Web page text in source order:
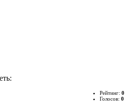
Рейтинг: 0
Голосов: 0